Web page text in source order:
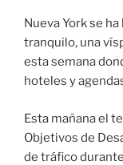
Nueva York se
tranquilo, una
esta semana
hoteles y
Esta mañana el
Objetivos de
de tráfico